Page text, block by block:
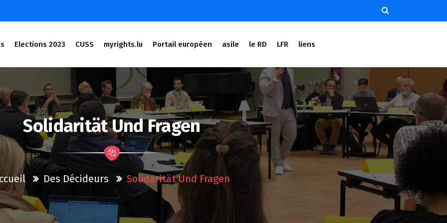
Elections 2023 CUSS myrights.lu Portail européen asile le RD LFR liens
Solidarität Und Fragen
Des Décideurs Solidarität Und Fragen